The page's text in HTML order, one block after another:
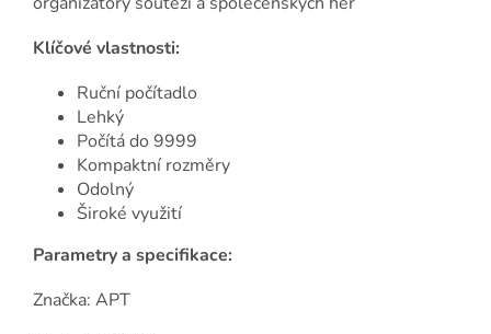
Klíčové vlastnosti:
Ruční počítadlo
Lehký
Počítá do 9999
Kompaktní rozměry
Odolný
Široké využití
Parametry a specifikace:
Značka: APT